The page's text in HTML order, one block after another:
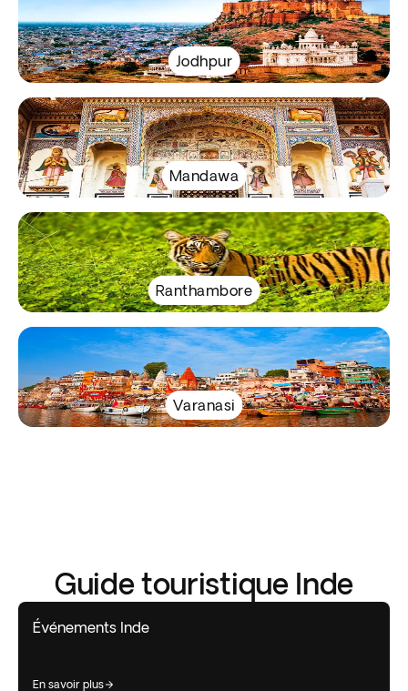
Jodhpur
Mandawa
Ranthambore
Varanasi
Guide touristique Inde
Événements Inde
en savoir plus